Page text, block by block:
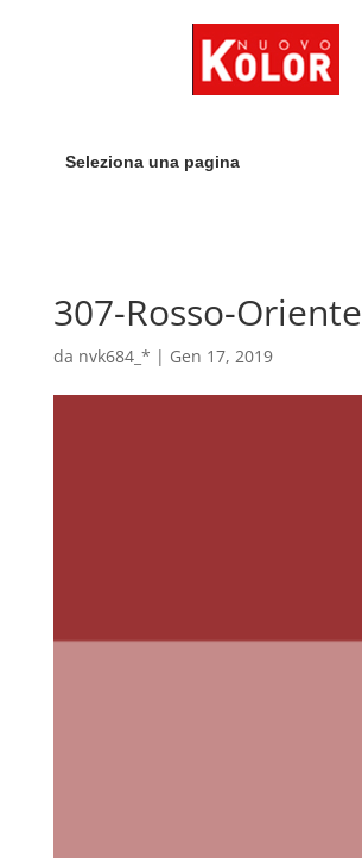
Seleziona una pagina
307-Rosso-Oriente
da nvk684_* | Gen 17, 2019